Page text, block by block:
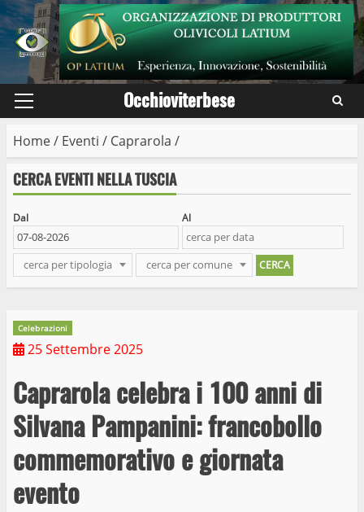
Skip
to
content
Primary
Occhioviterbese
Home/ Eventi / Caprarola /
CERCA EVENTI NELLA TUSCIA
Dal Al
cerca per tipologia cerca per comune
Celebrazioni
25 Settembre 2025
Caprarola celebra i 100 anni di
Silvana Pampanini: francobollo
commemorativo e giornata
evento